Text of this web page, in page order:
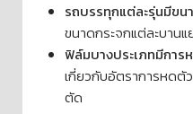
รถบรรทุกแต่ละรุ่นมีขน
ขนาดกระจกแต่ละบาน
ฟิล์มบางประเภทมีการ
เกี่ยวกับอัตราการหดตั
ตัด